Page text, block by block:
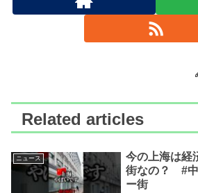
Related articles
ニュース
今の上海は経
街なの？ #中
ー街